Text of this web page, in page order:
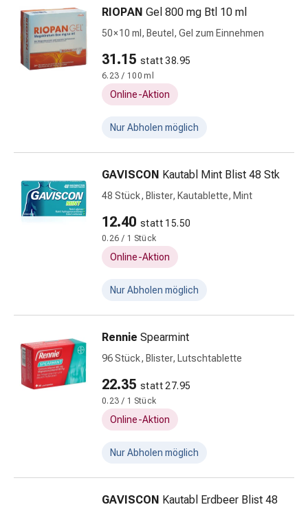
Schnupfen
Herz
&
Kreislauf
Herztherapie
Kompressionsstrümpfe
Kreislauf
Raucherentwöhnung
Herznerven-
Störung
Gedächtnis-
&
Konzentrationsstörung
Heuschnupfen
Antiallergikum
Magen
&
Darm
Durchfall
Magenbrennen
Hämorrhoiden
Blähung
RIOPAN Gel 800 mg Btl 10 ml
50 × 10 ml, Beutel, Gel zum Einnehmen
31.15 statt 38.95
6.23 / 100 ml
Online-Aktion
Nur Abholen möglich
GAVISCON Kautabl Mint Blist 48 Stk
48 Stück, Blister, Kautablette, Mint
12.40 statt 15.50
0.26 / 1 Stück
Online-Aktion
Nur Abholen möglich
Rennie Spearmint
96 Stück, Blister, Lutschtablette
22.35 statt 27.95
0.23 / 1 Stück
Online-Aktion
Nur Abholen möglich
GAVISCON Kautabl Erdbeer Blist 48